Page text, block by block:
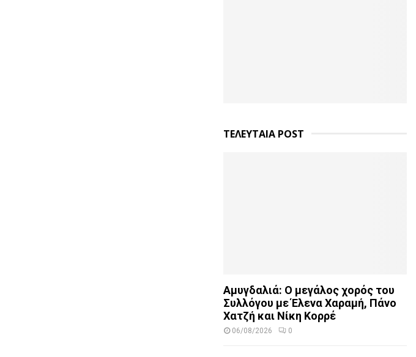
ΤΕΛΕΥΤΑΙΑ POST
Αμυγδαλιά: Ο μεγάλος χορός του
Συλλόγου με Έλενα Χαραμή, Πάνο
Χατζή και Νίκη Κορρέ
06/08/2026 0